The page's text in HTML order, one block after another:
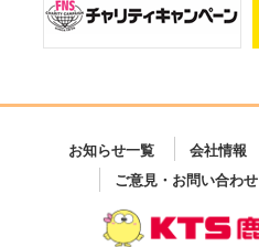
お知らせ一覧 会社情報
ご意見・お問い合わせ